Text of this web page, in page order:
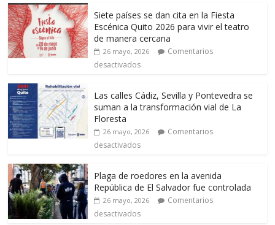
Siete países se dan cita en la Fiesta
Escénica Quito 2026 para vivir el teatro
de manera cercana
26 mayo, 2026
Comentarios
desactivados
Las calles Cádiz, Sevilla y Pontevedra se
suman a la transformación vial de La
Floresta
26 mayo, 2026
Comentarios
desactivados
Plaga de roedores en la avenida
República de El Salvador fue controlada
26 mayo, 2026
Comentarios
desactivados